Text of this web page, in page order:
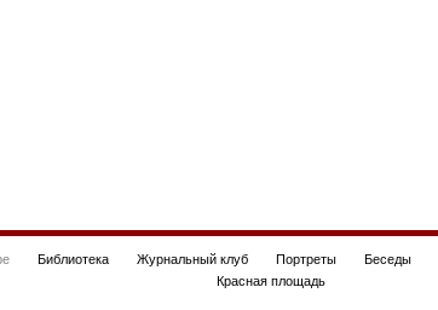
Библиотека Журнальный клуб Портреты Беседы
Красная площадь